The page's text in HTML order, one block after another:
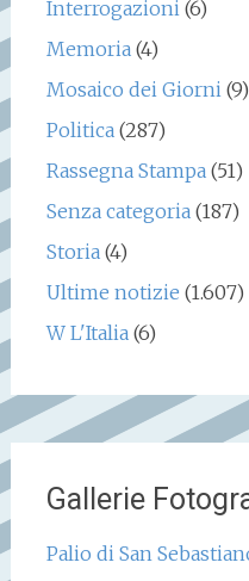
Interrogazioni(6)
Memoria(4)
Mosaico dei Giorni(9)
Politica(287)
Rassegna Stampa(51)
Senza categoria(187)
Storia(4)
Ultime notizie (1.607)
W L'Italia(6)
Gallerie
Palio di San